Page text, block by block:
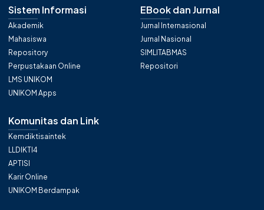
Sistem Informasi
Akademik
Mahasiswa
Repository
Perpustakaan Online
LMS UNIKOM
UNIKOM Apps
EBook dan Jurnal
Jurnal Internasional
Jurnal Nasional
SIMLITABMAS
Repositori
Komunitas dan Link
Kemdiktisaintek
LLDIKTI4
APTISI
Karir Online
UNIKOM Berdampak